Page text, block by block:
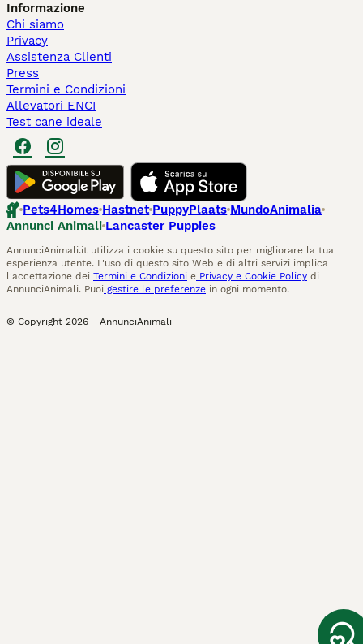
Informazione
Chi siamo
Privacy
Assistenza Clienti
Press
Termini e Condizioni
Allevatori ENCI
Test cane ideale
Pets4Homes Hastnet PuppyPlaats MundoAnimalia
Annunci Animali Lancaster Puppies
AnnunciAnimali.it utilizza i cookie su questo sito per migliorare la tua
esperienza utente. L'uso di questo sito Web e di altri servizi implica
l'accettazione dei Termini e Condizioni e Privacy e Cookie Policy di
AnnunciAnimali. Puoi gestire le preferenze in ogni momento.
© Copyright 2026 - AnnunciAnimali